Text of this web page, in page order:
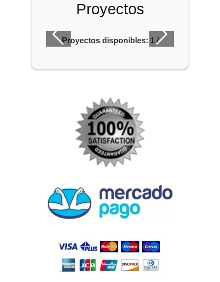
Proyectos
Proyectos disponibles: 1/